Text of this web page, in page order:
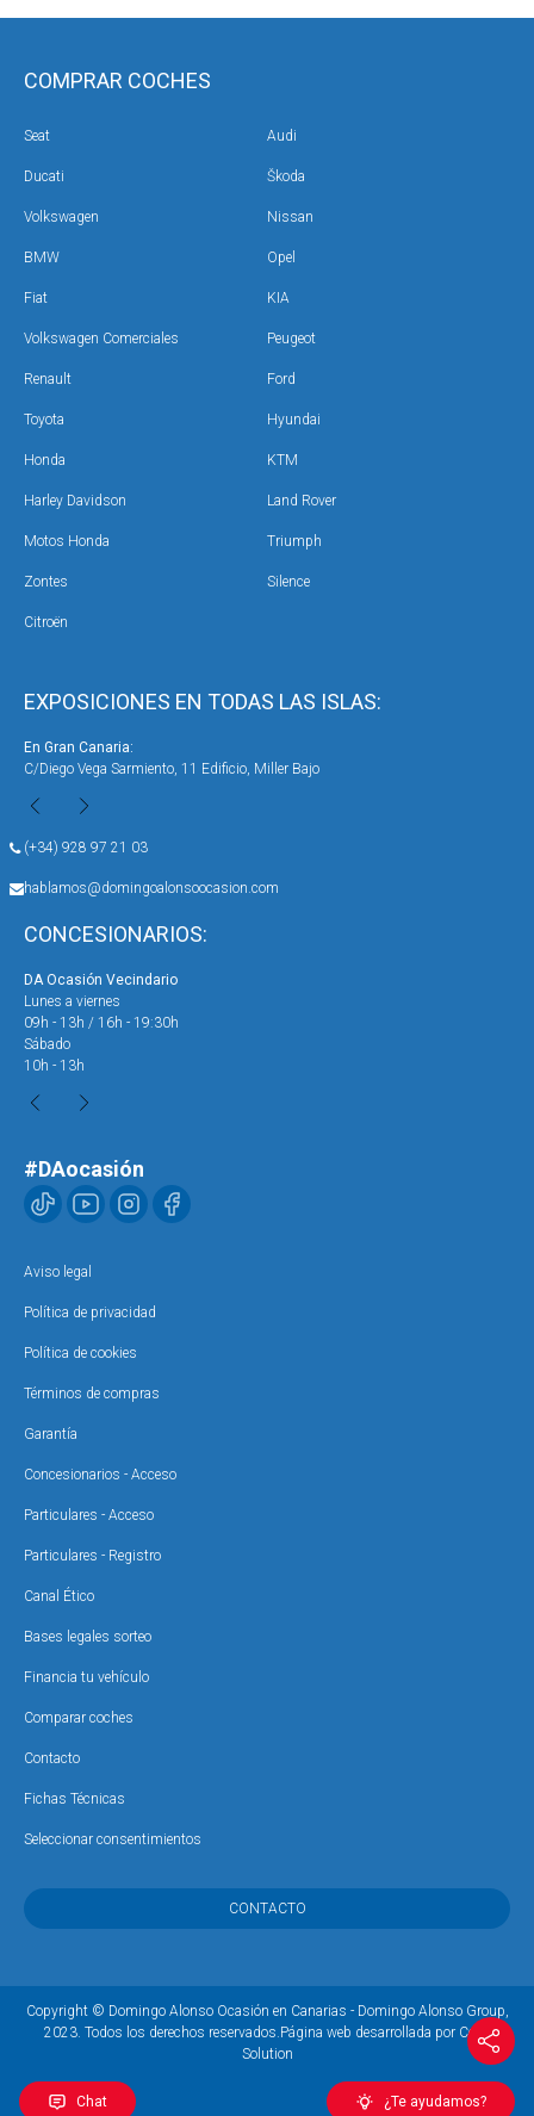
Chat ¿Te ayudamos?
EXPOSICIONES EN TODAS LAS ISLAS:
En Gran Canaria:
C/Diego Vega Sarmiento, 11 Edificio, Miller Bajo
(+34) 928 97 21 03
hablamos@domingoalonsoocasion.com
CONCESIONARIOS:
DA Ocasión Vecindario
Lunes a viernes
09h - 13h / 16h - 19:30h
Sábado
10h - 13h
COMPRAR COCHES
Seat Audi
Ducati Škoda
Volkswagen Nissan
BMW Opel
Fiat KIA
Volkswagen Comerciales Peugeot
Renault Ford
Toyota Hyundai
Honda KTM
Harley Davidson Land Rover
Motos Honda Triumph
Zontes Silence
Citroën
#DAocasión
Aviso legal
Política de privacidad
Política de cookies
Términos de compras
Garantía
Concesionarios - Acceso
Particulares - Acceso
Particulares - Registro
Canal Ético
Bases legales sorteo
Financia tu vehículo
Comparar coches
Contacto
Fichas Técnicas
Seleccionar consentimientos
CONTACTO
Copyright © Domingo Alonso Ocasión en Canarias - Domingo Alonso Group,
2023. Todos los derechos reservados.Página web desarrollada por Coco
Solution